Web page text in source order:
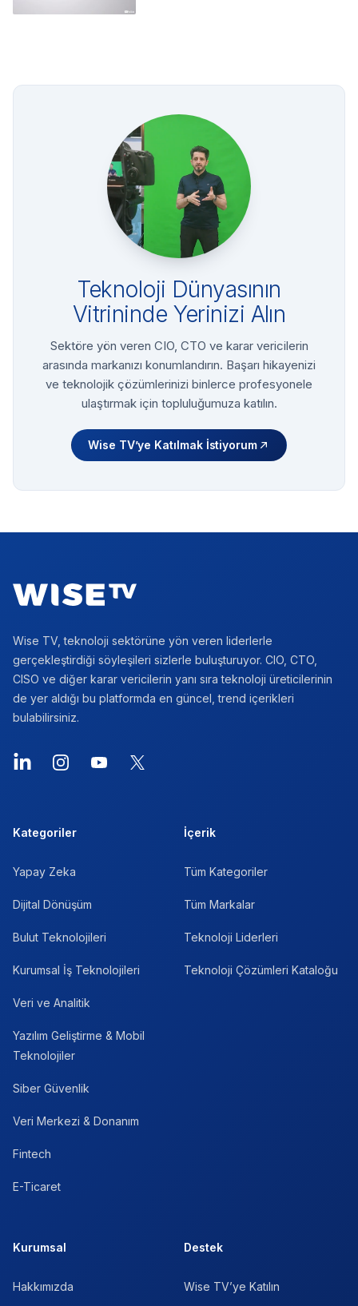
Teknoloji Dünyasının
Vitrininde Yerinizi Alın
Sektöre yön veren CIO, CTO ve karar vericilerin
arasında markanızı konumlandırın. Başarı hikayenizi
ve teknolojik çözümlerinizi binlerce profesyonele
ulaştırmak için topluluğumuza katılın.
Wise TV’ye Katılmak İstiyorum
Wise TV, teknoloji sektörüne yön veren liderlerle
gerçekleştirdiği söyleşileri sizlerle buluşturuyor. CIO, CTO,
CISO ve diğer karar vericilerin yanı sıra teknoloji üreticilerinin
de yer aldığı bu platformda en güncel, trend içerikleri
bulabilirsiniz.
LinkedInInstagramYouTube
X
Kategoriler
Yapay Zeka
Dijital Dönüşüm
Bulut Teknolojileri
Kurumsal İş Teknolojileri
Veri ve Analitik
Yazılım Geliştirme & Mobil
Teknolojiler
Siber Güvenlik
Veri Merkezi & Donanım
Fintech
E-Ticaret
İçerik
Tüm Kategoriler
Tüm Markalar
Teknoloji Liderleri
Teknoloji Çözümleri Kataloğu
Kurumsal
Hakkımızda
Destek
Wise TV’ye Katılın